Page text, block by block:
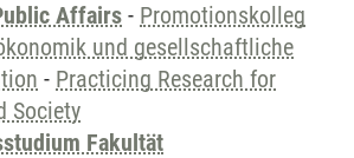
Affairs - Promotionskolleg
und gesellschaftliche
- Practicing Research for
Society
Fakultät